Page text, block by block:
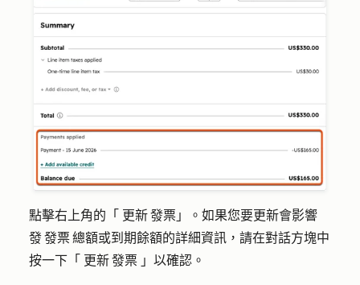
點擊右上角的「 更新 發票 」。如果您要更新會影響
發 發票 總額或到期餘額的詳細資訊，請在對話方塊中
按一下「 更新 發票 」以確認。